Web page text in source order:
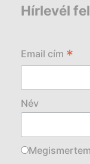
Hírlevél
Email cím *
Név